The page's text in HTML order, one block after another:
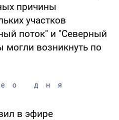
причины
участков
поток" и "Северный
могли возникнуть по
дня
в эфире